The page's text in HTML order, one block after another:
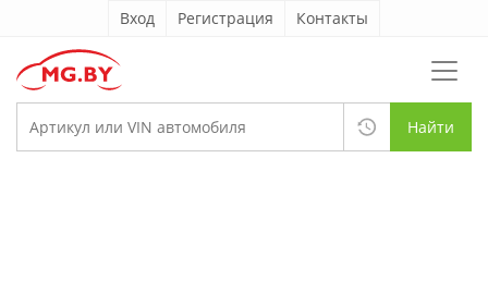
Вход Регистрация Контакты
Найти